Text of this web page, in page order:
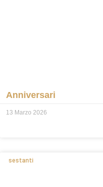
Anniversari
13 Marzo 2026
sestanti